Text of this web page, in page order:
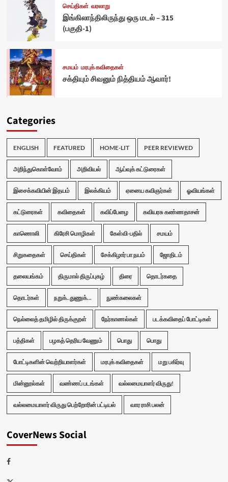
செய்திகள் வரலாறு
இங்கிலாந்திலிருந்து ஒரு மடல் – 315
(பகுதி-1)
சமயம் மரபுக் கவிதைகள்
சக்தியும் சிவனும் நித்தியம் ஆவார்!
Categories
ENGLISH FEATURED HOME-LIT PEER REVIEWED
அறிந்துகொள்வோம் அறிவியல் ஆய்வுக் கட்டுரைகள்
இசைக்கவியின் இதயம் இலக்கியம் ஏனைய கவிஞர்கள் ஓவியங்கள்
கட்டுரைகள் கவிதைகள் கவிப்பேழை கவியரசு கண்ணதாசன்
காணொலி கிரேசி மொழிகள் கேள்வி-பதில் சமயம்
சிறுகதைகள் செய்திகள் சேக்கிழார் பா நயம் ஜோதிடம்
தலையங்கம் திருமால் திருப்புகழ் திரை தொடர்கதை
தொடர்கள் நறுக்..துணுக்... நுண்கலைகள்
நெல்லைத் தமிழில் திருக்குறள் நேர்காணல்கள் படக்கவிதைப் போட்டிகள்
பத்திகள் பழகத் தெரிய வேணும் பொது பொது
போட்டிகளின் வெற்றியாளர்கள் மரபுக் கவிதைகள் மறு பகிர்வு
மின்னூல்கள் வண்ணப் படங்கள் வல்லமையாளர் விருது!
வல்லமையாளர் விருது பெற்றோரின் பட்டியல் வார ராசி பலன்
CoverNews Social
Facebook